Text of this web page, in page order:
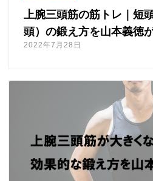
上腕三頭筋の筋トレ｜短
頭）の鍛え方を山本義徳
2022年7月28日